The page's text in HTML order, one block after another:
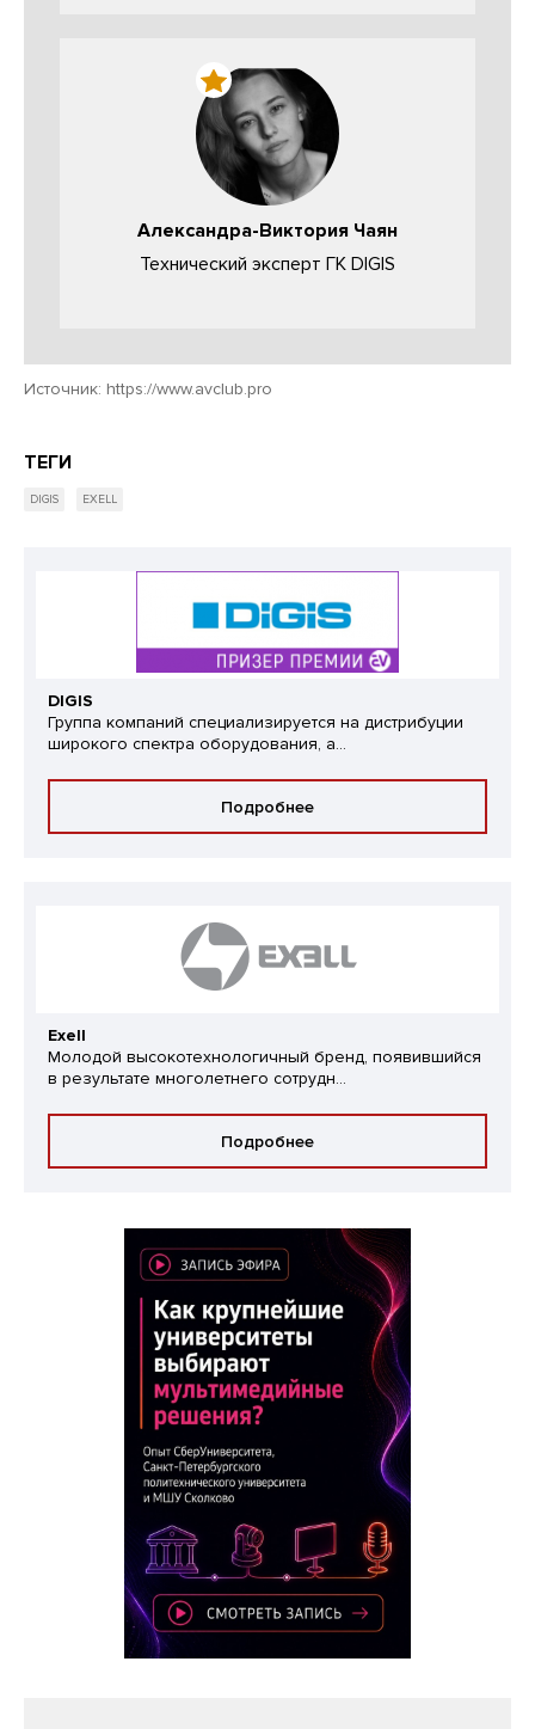
Александра-Виктория Чаян
Технический эксперт ГК DIGIS
Источник: https://www.avclub.pro
ТЕГИ
DIGIS EXELL
DIGIS
Группа компаний специализируется на дистрибуции
широкого спектра оборудования, а...
Подробнее
Exell
Молодой высокотехнологичный бренд, появившийся
в результате многолетнего сотрудн...
Подробнее